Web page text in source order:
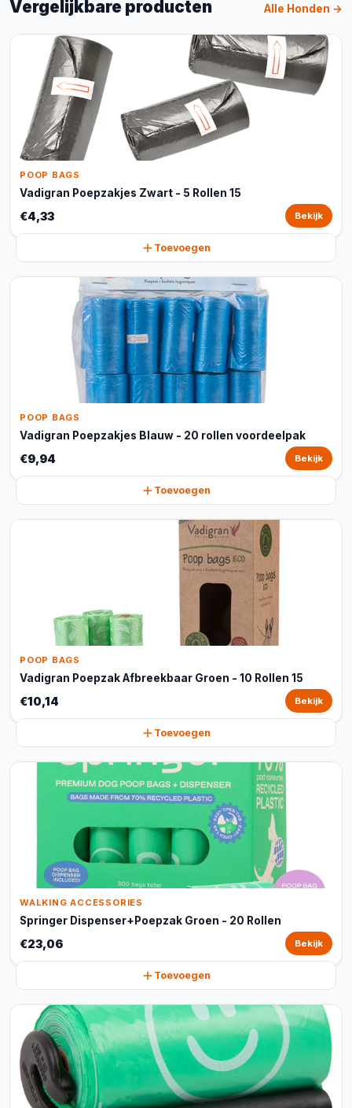
Vergelijkbare producten Alle Honden →
POOP BAGS
Vadigran Poepzakjes Zwart - 5 Rollen 15
€4,33 Bekijk
Toevoegen
POOP BAGS
Vadigran Poepzakjes Blauw - 20 rollen voordeelpak
€9,94 Bekijk
Toevoegen
POOP BAGS
Vadigran Poepzak Afbreekbaar Groen - 10 Rollen 15
€10,14 Bekijk
Toevoegen
WALKING ACCESSORIES
Springer Dispenser+Poepzak Groen - 20 Rollen
€23,06 Bekijk
Toevoegen